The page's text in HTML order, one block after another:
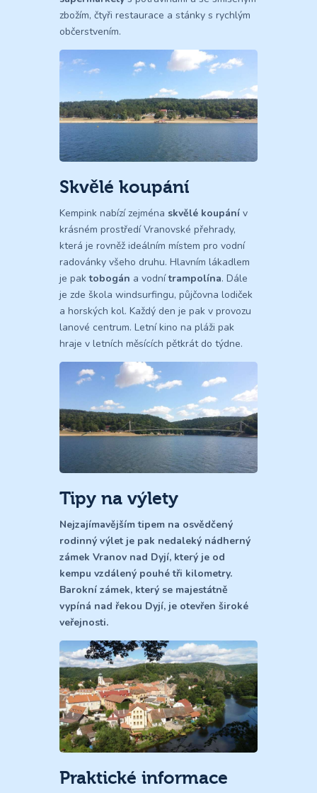
zbožím, čtyři restaurace a stánky s rychlým
občerstvením.
Skvělé koupání
Kempink nabízí zejména skvělé koupání v
krásném prostředí Vranovské přehrady,
která je rovněž ideálním místem pro vodní
radovánky všeho druhu. Hlavním lákadlem
je paktobogán a vodnítrampolína. Dále
je zde škola windsurfingu, půjčovna lodiček
a horských kol. Každý den je pak v provozu
lanové centrum. Letní kino na pláži pak
hraje v letních měsících pětkrát do týdne.
Tipy na výlety
Nejzajímavějším tipem na osvědčený
rodinný výlet je pak nedaleký nádherný
zámek Vranov nad Dyjí, který je od
kempu vzdálený pouhé tři kilometry.
Barokní zámek, který se majestátně
vypíná nad řekou Dyjí, je otevřen široké
veřejnosti.
Praktické informace